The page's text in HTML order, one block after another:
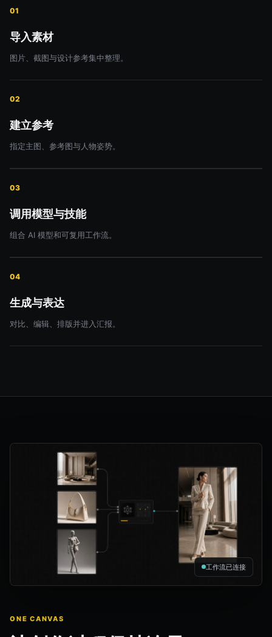
01
导入素材
图片、截图与设计参考集中整理。
02
建立参考
指定主图、参考图与人物姿势。
03
调用模型与技能
组合 AI 模型和可复用工作流。
04
生成与表达
对比、编辑、排版并进入汇报。
工作流已连接
ONE CANVAS